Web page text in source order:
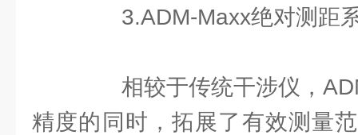
3.ADM-Maxx绝对测距
相较于传统干涉仪，
精度的同时，拓展了有效测量